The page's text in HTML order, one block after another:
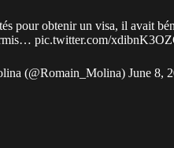
pour obtenir un visa, il avait
pic.twitter.com/
(@Romain_Molina) June 8,